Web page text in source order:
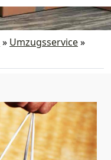
» Umzugsservice»